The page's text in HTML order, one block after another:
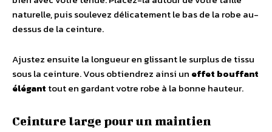
naturelle, puis soulevez délicatement le bas de la robe au-
dessus de la ceinture.
Ajustez ensuite la longueur en glissant le surplus de tissu
sous la ceinture. Vous obtiendrez ainsi un effet bouffant
élégant tout en gardant votre robe à la bonne hauteur.
Ceinture large pour un maintien